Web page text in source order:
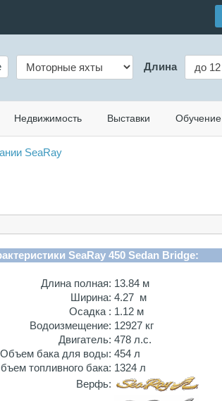
Длина
Недвижимость Выставки Обучение
SeaRay
SeaRay 450 Sedan Bridge:
Длина полная: 13.84 м
Ширина: 4.27 м
Осадка : 1.12 м
Водоизмещение: 12927 кг
Двигатель: 478 л.с.
Объем бака для воды: 454 л
топливного бака: 1324 л
Верфь: